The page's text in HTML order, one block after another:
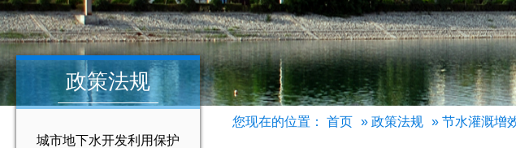
政策法规
城市地下水开发利用保护
您现在的位置： 首页 » 政策法规 » 节水灌溉增